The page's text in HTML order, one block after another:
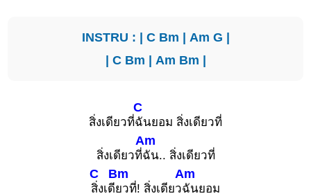
INSTRU : | C Bm | Am G |
| C Bm | Am Bm |
สิ่งเดียวที่
C
ฉันยอม สิ่งเดียวที่
สิ่งเดียวที่
Am
ฉัน.. สิ่งเดียวที่
C
สิ่งเดี
Bm
ยวที่! สิ่งเดียว
Am
ฉันยอม